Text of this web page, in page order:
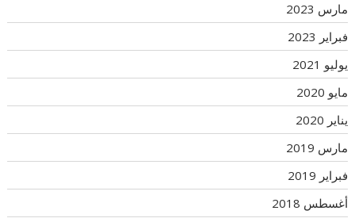
مارس 2023
فبراير 2023
يوليو 2021
مايو 2020
يناير 2020
مارس 2019
فبراير 2019
أغسطس 2018